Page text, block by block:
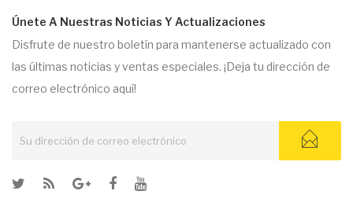
Únete A Nuestras Noticias Y Actualizaciones
Disfrute de nuestro boletín para mantenerse actualizado con
las últimas noticias y ventas especiales. ¡Deja tu dirección de
correo electrónico aquí!